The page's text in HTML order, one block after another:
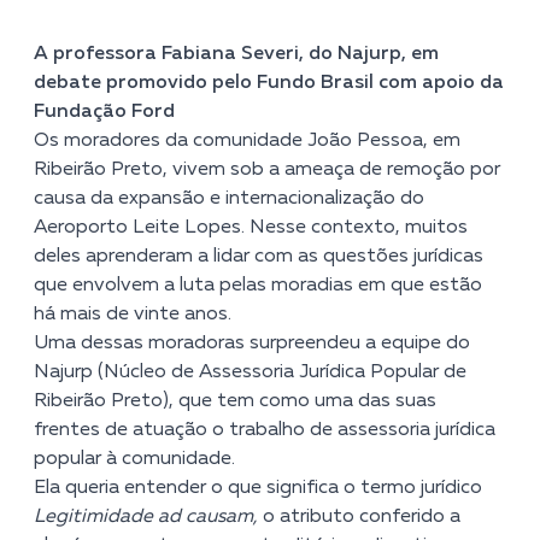
A professora Fabiana Severi, do Najurp, em
debate promovido pelo Fundo Brasil com apoio da
Fundação Ford
Os moradores da comunidade João Pessoa, em
Ribeirão Preto, vivem sob a ameaça de remoção por
causa da expansão e internacionalização do
Aeroporto Leite Lopes. Nesse contexto, muitos
deles aprenderam a lidar com as questões jurídicas
que envolvem a luta pelas moradias em que estão
há mais de vinte anos.
Uma dessas moradoras surpreendeu a equipe do
Najurp (Núcleo de Assessoria Jurídica Popular de
Ribeirão Preto), que tem como uma das suas
frentes de atuação o trabalho de assessoria jurídica
popular à comunidade.
Ela queria entender o que significa o termo jurídico
Legitimidade ad causam, o atributo conferido a